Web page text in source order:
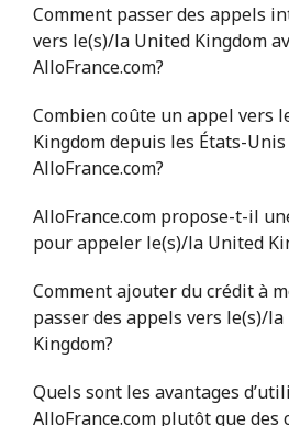
Mobile ⁦15.5¢⁩
Comment passer des appels
vers le(s)/la United Kingdom
AlloFrance.com?
Combien coûte un appel vers
Kingdom depuis les États-Unis
AlloFrance.com?
AlloFrance.com propose-t-il
pour appeler le(s)/la United
Comment ajouter du crédit à
passer des appels vers le(s)/
Kingdom?
Quels sont les avantages
AlloFrance.com plutôt que des